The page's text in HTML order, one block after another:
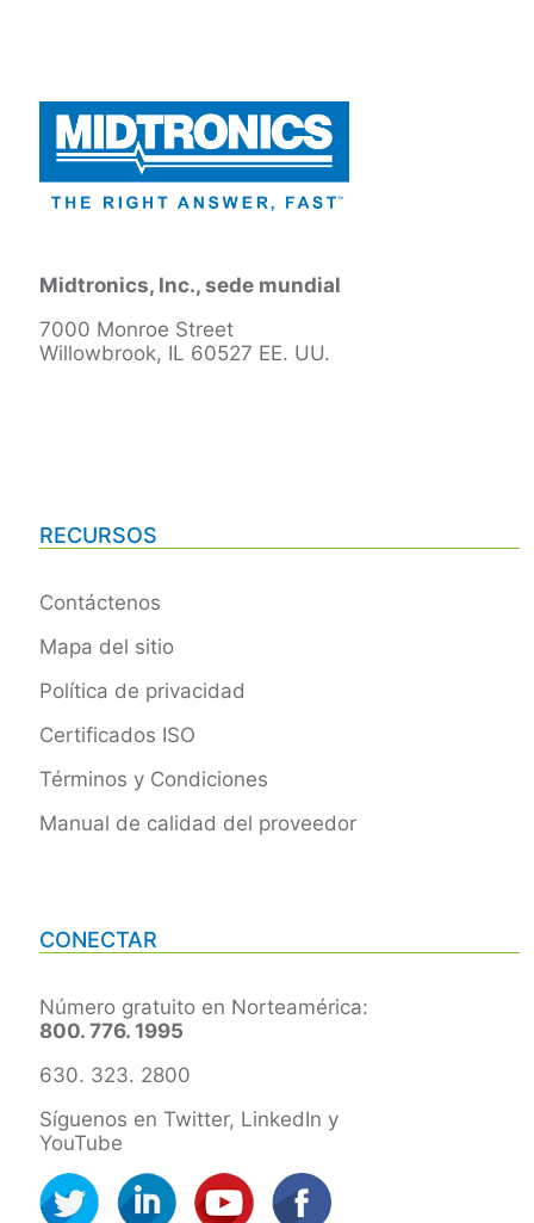
Midtronics, Inc., sede mundial
7000 Monroe Street
Willowbrook, IL 60527 EE. UU.
RECURSOS
Contáctenos
Mapa del sitio
Política de privacidad
Certificados ISO
Términos y Condiciones
Manual de calidad del proveedor
CONECTAR
Número gratuito en Norteamérica:
800. 776. 1995
630. 323. 2800
Síguenos en Twitter, LinkedIn y
YouTube